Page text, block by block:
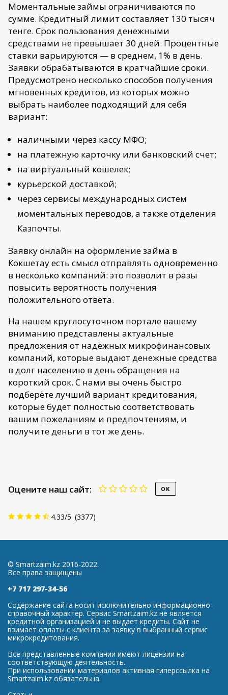
Моментальные займы ограничиваются по
сумме. Кредитный лимит составляет 130 тысяч
тенге. Срок пользования денежными
средствами не превышает 30 дней. Процентные
ставки варьируются — в среднем, 1% в день.
Заявки обрабатываются в кратчайшие сроки.
Предусмотрено несколько способов получения
мгновенных кредитов, из которых можно
выбрать наиболее подходящий для себя
вариант:
наличными через кассу МФО;
на платежную карточку или банковский счет;
на виртуальный кошелек;
курьерской доставкой;
через сервисы международных систем
моментальных переводов, а также отделения
Казпочты.
Заявку онлайн на оформление займа в
Кокшетау есть смысл отправлять одновременно
в несколько компаний: это позволит в разы
повысить вероятность получения
положительного ответа.
На нашем круглосуточном портале вашему
вниманию представлены актуальные
предложения от надёжных микрофинансовых
компаний, которые выдают денежные средства
в долг населению в день обращения на
короткий срок. С нами вы очень быстро
подберёте лучший вариант кредитования,
которые будет полностью соответствовать
вашим пожеланиям и предпочтениям, и
получите деньги в тот же день.
Оцените наш сайт:
4.33/5 (3377)
© Smartzaim.kz 2016-2022.
Все права защищены
+7 717 297-34-56
Содержание сайта носит исключительно информационно-
справочный характер. Сервис Smartzaim.kz не является
кредитной организацией и не выдает кредиты. Сайт не
взимает оплаты с клиента за заявку в выбранный сервис
микрокредитования.
Все представленные компании имеют лицензии на
соответствующую деятельность.
При использовании материалов активная гиперссылка на
Smartzaim.kz обязательна.